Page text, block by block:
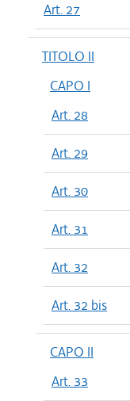
Art. 27
TITOLO II
CAPO I
Art. 28
Art. 29
Art. 30
Art. 31
Art. 32
Art. 32 bis
CAPO II
Art. 33